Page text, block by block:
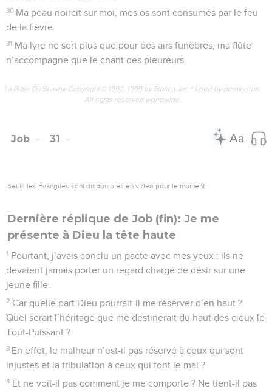
30 Ma peau noircit sur moi, mes os sont consumés par le feu
de la fièvre.
31 Ma lyre ne sert plus que pour des airs funèbres, ma flûte
n’accompagne que le chant des pleureurs.
La Bible Du Semeur Copyright © 1992, 1999 by Biblica, Inc.® Used by permission.
All rights reserved worldwide.
Job 31
Seuls les Évangiles sont disponibles en vidéo pour le moment.
Dernière réplique de Job (fin): Je me
présente à Dieu la tête haute
1 Pourtant, j’avais conclu un pacte avec mes yeux : ils ne
devaient jamais porter un regard chargé de désir sur une
jeune fille.
2 Car quelle part Dieu pourrait-il me réserver d’en haut ?
Quel serait l’héritage que me destinerait du haut des cieux le
Tout-Puissant ?
3 En effet, le malheur n’est-il pas réservé à ceux qui sont
injustes et la tribulation à ceux qui font le mal ?
4 Et ne voit-il pas comment je me comporte ? Ne tient-il pas